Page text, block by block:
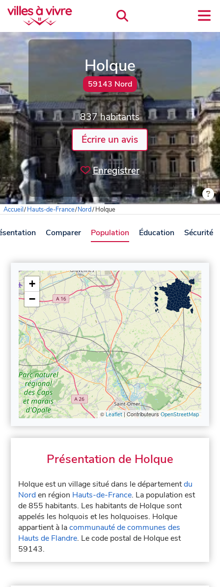
Holque
59143 Nord
837 habitants
Écrire un avis
Enregistrer
Accueil/Hauts-de-France/Nord/Holque
Comparer Population Éducation Sécurité
+
−
©Leaflet| ContributeursOpenStreetMap
Présentation de Holque
Holque est un village situé dans le départementdu
Norden région Hauts-de-France. La population est
de 855 habitants. Les habitants de Holque sont
appelés les holquois et les holquoises. Holque
appartient à lacommunauté de communes des
Hauts de Flandre. Le code postal de Holque est
59143.